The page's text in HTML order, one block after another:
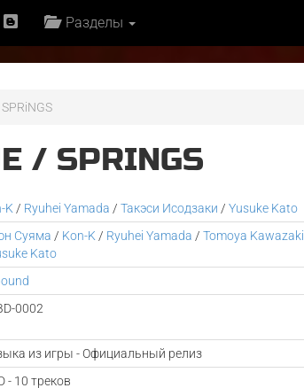
Разделы
/ SPRINGS
K / Ryuhei Yamada / Такэси Исодзаки / Yusuke Kato
Суяма / Kon-K / Ryuhei Yamada / Tomoya Kawazaki
Kato
0002
из игры - Официальный релиз
- 10 треков